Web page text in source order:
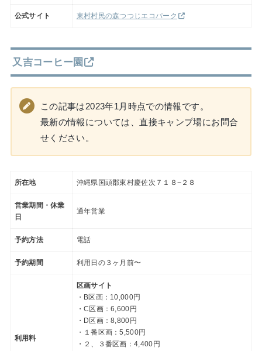
公式サイト 東村村民の森つつじエコパーク
又吉コーヒー園
この記事は2023年1月時点での情報です。
最新の情報については、直接キャンプ場にお問合
せください。
所在地 沖縄県国頭郡東村慶佐次７１８−２８
営業期間・休業
日
通年営業
予約方法 電話
予約期間 利用日の３ヶ月前〜
利用料
区画サイト
・B区画：10,000円
・C区画：6,600円
・D区画：8,800円
・１番区画：5,500円
・２、３番区画：4,400円